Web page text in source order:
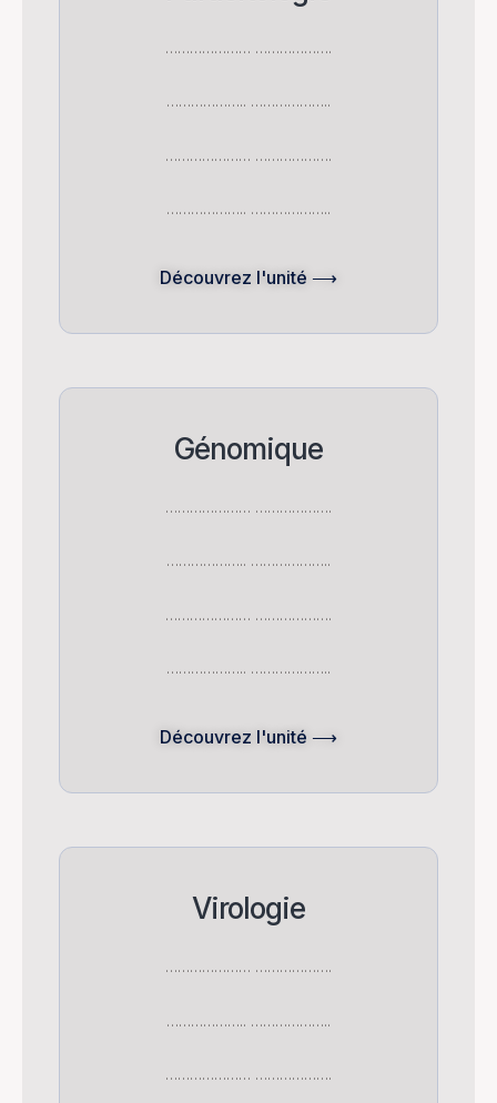
………………… ……………….
……………….. ………………..
………………… ……………….
……………….. ………………..
Découvrez l'unité ⟶
Génomique
………………… ……………….
……………….. ………………..
………………… ……………….
……………….. ………………..
Découvrez l'unité ⟶
Virologie
………………… ……………….
……………….. ………………..
………………… ……………….